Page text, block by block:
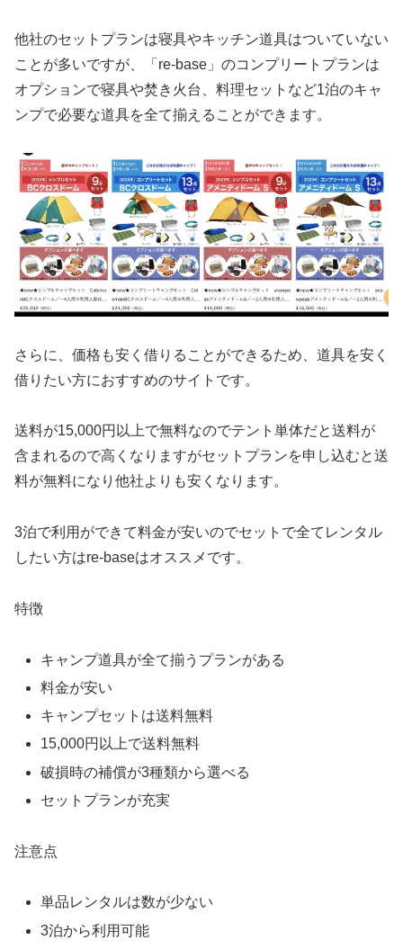
他社のセットプランは寝具やキッチン道具はついていない
ことが多いですが、「re-base」のコンプリートプランは
オプションで寝具や焚き火台、料理セットなど1泊のキャ
ンプで必要な道具を全て揃えることができます。
さらに、価格も安く借りることができるため、道具を安く
借りたい方におすすめのサイトです。
送料が15,000円以上で無料なのでテント単体だと送料が
含まれるので高くなりますがセットプランを申し込むと送
料が無料になり他社よりも安くなります。
3泊で利用ができて料金が安いのでセットで全てレンタル
したい方はre-baseはオススメです。
特徴
キャンプ道具が全て揃うプランがある
料金が安い
キャンプセットは送料無料
15,000円以上で送料無料
破損時の補償が3種類から選べる
セットプランが充実
注意点
単品レンタルは数が少ない
3泊から利用可能